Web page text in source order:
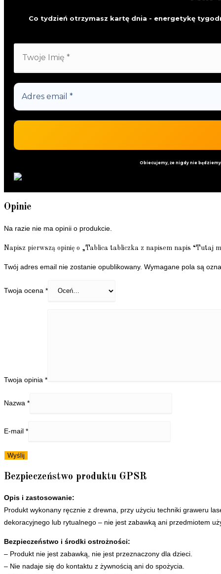
Co tydzień otrzymasz kartę dnia - energetykę
Obiecujemy, że nigdy nie
Opinie
Na razie nie ma opinii o produkcie.
Napisz pierwszą opinię o „Tablica tabliczka z napisem napis “Tutaj
Twój adres email nie zostanie opublikowany. Wymagane pola są
Twoja ocena *
Twoja opinia *
Nazwa *
E-mail *
Bezpieczeństwo produktu GPSR
Opis i zastosowanie:
Produkt wykonany ręcznie z drewna, przy użyciu techniki graweru
dekoracyjnego lub rytualnego – nie jest zabawką ani przedmiotem
Bezpieczeństwo i środki ostrożności:
– Produkt nie jest zabawką, nie jest przeznaczony dla dzieci.
– Nie nadaje się do kontaktu z żywnością ani do spożycia.